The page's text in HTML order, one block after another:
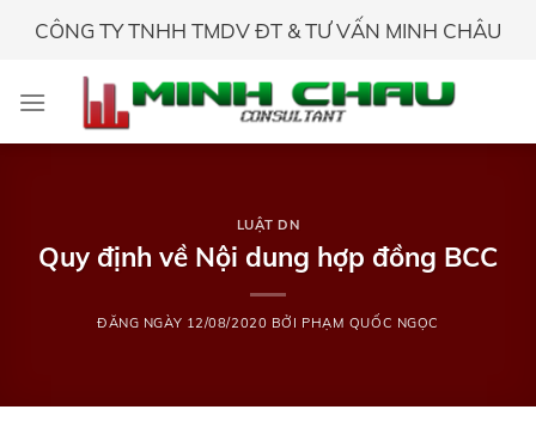
CÔNG TY TNHH TMDV ĐT & TƯ VẤN MINH CHÂU
LUẬT DN
Quy định về Nội dung hợp đồng BCC
ĐĂNG NGÀY 12/08/2020 BỞI PHẠM QUỐC NGỌC